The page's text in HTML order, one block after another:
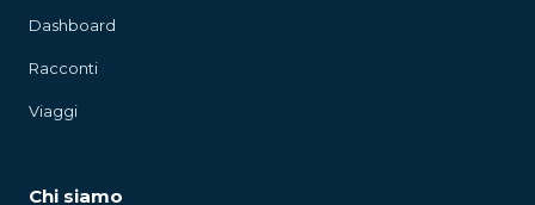
Dashboard
Racconti
Viaggi
Chi siamo